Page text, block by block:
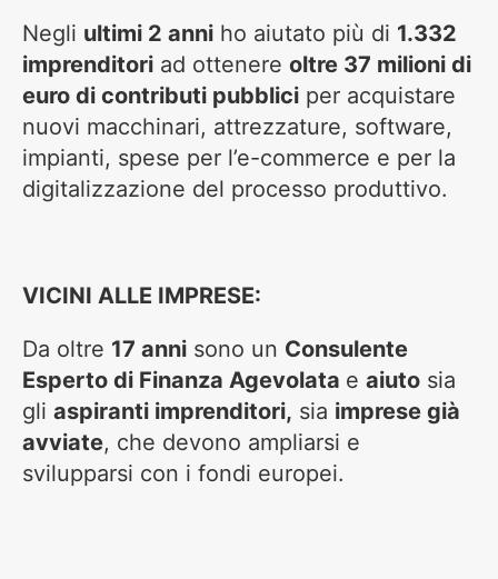
Negli ultimi 2 anni ho aiutato più di 1.332
imprenditori ad ottenere oltre 37 milioni di
euro di contributi pubblici per acquistare
nuovi macchinari, attrezzature, software,
impianti, spese per l’e-commerce e per la
digitalizzazione del processo produttivo.
VICINI ALLE IMPRESE:
Da oltre 17 anni sono un Consulente
Esperto di Finanza Agevolata e aiuto sia
gli aspiranti imprenditori, sia imprese già
avviate, che devono ampliarsi e
svilupparsi con i fondi europei.